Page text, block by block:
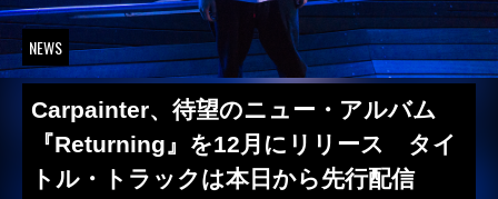
NEWS
Carpainter、待望のニュー・アルバム
『Returning』を12月にリリース タイ
トル・トラックは本日から先行配信